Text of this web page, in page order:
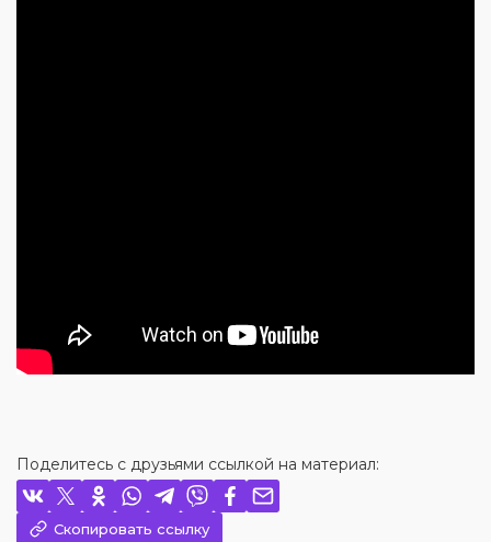
Поделитесь с друзьями ссылкой на материал:
Скопировать ссылку